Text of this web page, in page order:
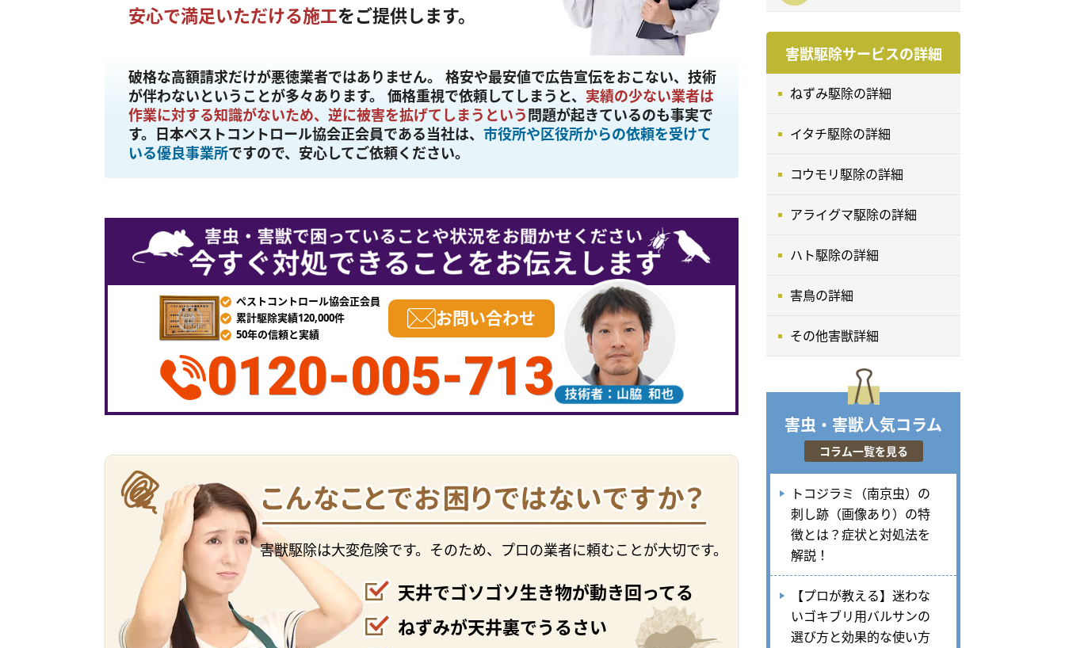
安心で満足いただける施工をご提供します。
破格な高額請求だけが悪徳業者ではありません。
格安や最安値で広告宣伝をおこない、技術
が伴わないということが多々あります。 価格重視で依頼してしまうと、 実績の少ない業者は
作業に対する知識がないため、逆に被害を拡げてしまうという問題が起きているのも事実で
す。日本ペストコントロール協会正会員である当社は、 市役所や区役所からの依頼を受けて
いる優良事業所ですので、安心してご依頼ください。
ペストコントロール協会正会員
累計駆除実績120,000件
50年の信頼と実績
お問い合わせ
0120-005-713
害獣駆除は大変危険です。そのため、プロの業者に頼むことが大切です。
天井でゴソゴソ生き物が動き回ってる
ねずみが天井裏でうるさい
害獣駆除サービスの詳細
ねずみ駆除の詳細
イタチ駆除の詳細
コウモリ駆除の詳細
アライグマ駆除の詳細
ハト駆除の詳細
害鳥の詳細
その他害獣詳細
害虫・害獣人気コラム
コラム一覧を見る
トコジラミ（南京虫）の
刺し跡（画像あり）の特
徴とは？症状と対処法を
解説！
【プロが教える】迷わな
いゴキブリ用バルサンの
選び方と効果的な使い方